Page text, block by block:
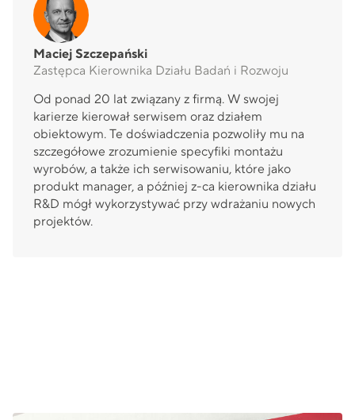
Maciej Szczepański
Zastępca Kierownika Działu Badań i Rozwoju
Od ponad 20 lat związany z firmą. W swojej
karierze kierował serwisem oraz działem
obiektowym. Te doświadczenia pozwoliły mu na
szczegółowe zrozumienie specyfiki montażu
wyrobów, a także ich serwisowaniu, które jako
produkt manager, a później z-ca kierownika działu
R&D mógł wykorzystywać przy wdrażaniu nowych
projektów.